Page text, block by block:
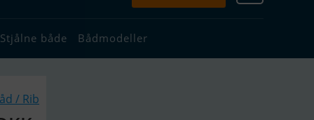
Stjålne både Bådmodeller
/ Rib